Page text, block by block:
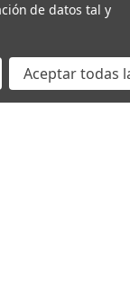
de datos tal y
Aceptar todas